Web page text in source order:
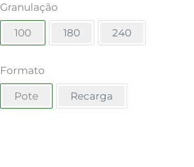
Granulação
100 180 240
Formato
Pote Recarga